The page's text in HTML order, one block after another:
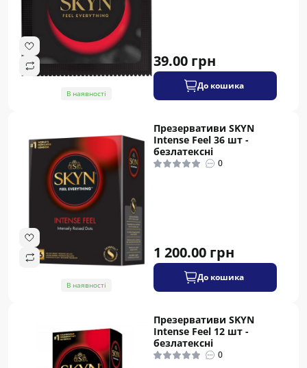
В наявності
39.00 грн
До кошика
В наявності
Презервативи SKYN
Intense Feel 36 шт -
безлатексні
0
1 200.00 грн
До кошика
Презервативи SKYN
Intense Feel 12 шт -
безлатексні
0